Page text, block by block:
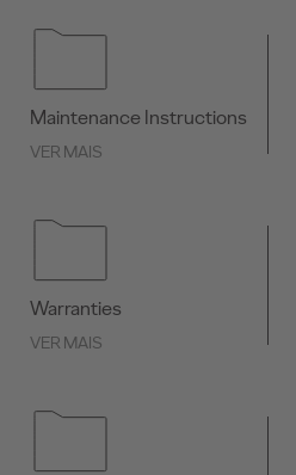
Maintenance Instructions
VER MAIS
Warranties
VER MAIS